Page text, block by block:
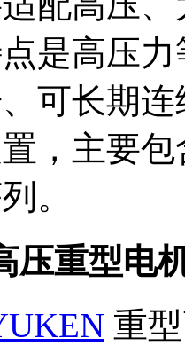
是高压
可长期
，主要
。
压重型电
重